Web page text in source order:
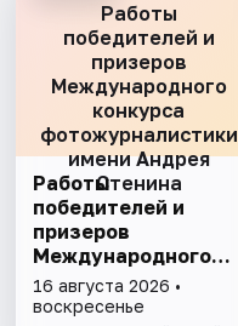
Работы
победителей и
призеров
Международного
конкурса
фотожурналистики
имени Андрея
Стенина
Работы
победителей и
призеров
Международного
конкурса
фотожурналистики
16 августа 2026 •
воскресенье